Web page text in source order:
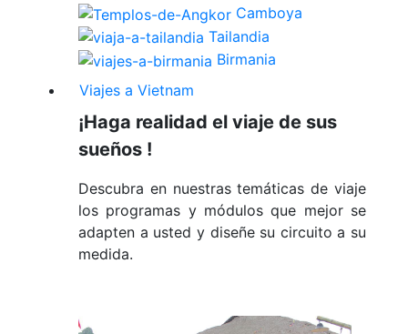
Camboya
Tailandia
Birmania
Viajes a Vietnam
¡Haga realidad el viaje de sus
sueños !
Descubra en nuestras temáticas de viaje
los programas y módulos que mejor se
adapten a usted y diseñe su circuito a su
medida.